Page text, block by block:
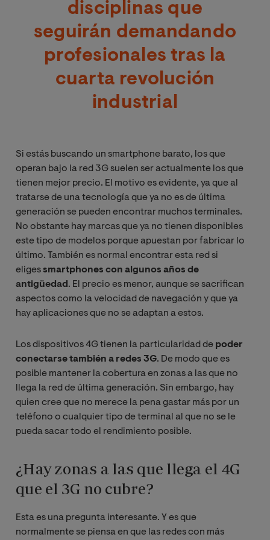
disciplinas que
seguirán demandando
profesionales tras la
cuarta revolución
industrial
Si estás buscando un smartphone barato, los que
operan bajo la red 3G suelen ser actualmente los que
tienen mejor precio. El motivo es evidente, ya que al
tratarse de una tecnología que ya no es de última
generación se pueden encontrar muchos terminales.
No obstante hay marcas que ya no tienen disponibles
este tipo de modelos porque apuestan por fabricar lo
último. También es normal encontrar esta red si
eligessmartphones con algunos años de
antigüedad . El precio es menor, aunque se sacrifican
aspectos como la velocidad de navegación y que ya
hay aplicaciones que no se adaptan a estos.
Los dispositivos 4G tienen la particularidad de poder
conectarse también a redes 3G. De modo que es
posible mantener la cobertura en zonas a las que no
llega la red de última generación. Sin embargo, hay
quien cree que no merece la pena gastar más por un
teléfono o cualquier tipo de terminal al que no se le
pueda sacar todo el rendimiento posible.
¿Hay zonas a las que llega el 4G
que el 3G no cubre?
Esta es una pregunta interesante. Y es que
normalmente se piensa en que las redes con más